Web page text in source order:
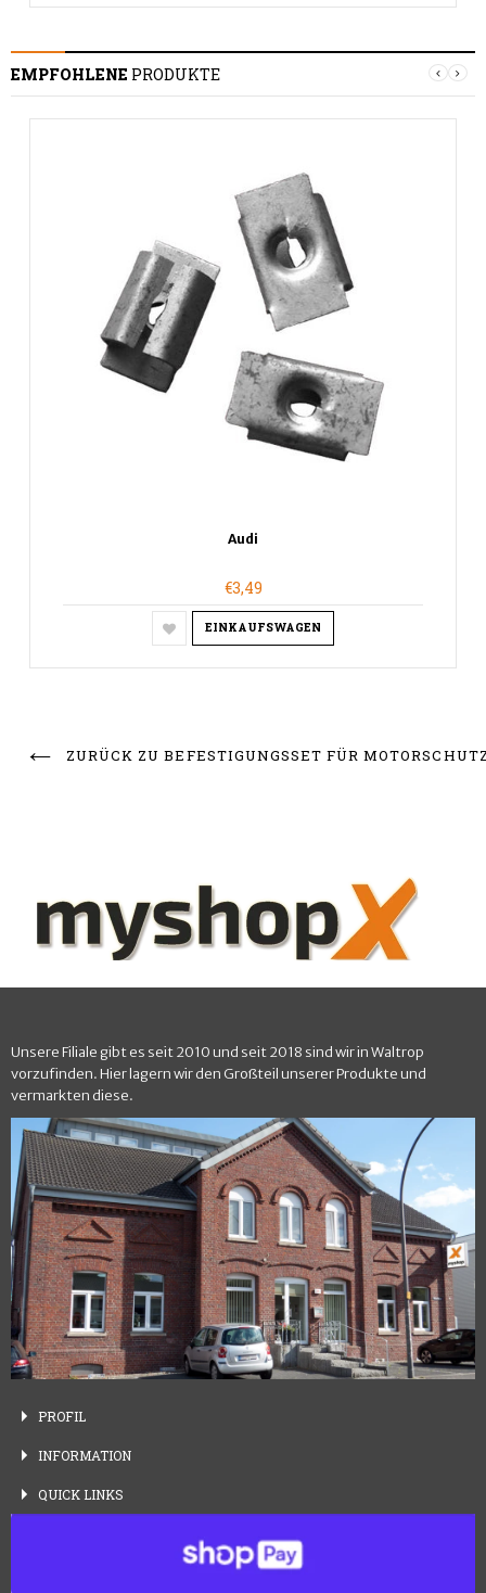
EMPFOHLENE PRODUKTE
Audi
€3,49
EINKAUFSWAGEN
ZURÜCK ZU BEFESTIGUNGSSET FÜR
Unsere Filiale gibt es seit 2010 und seit 2018 sind wir in Waltrop
vorzufinden. Hier lagern wir den Großteil unserer Produkte und
vermarkten diese.
PROFIL
INFORMATION
QUICK LINKS